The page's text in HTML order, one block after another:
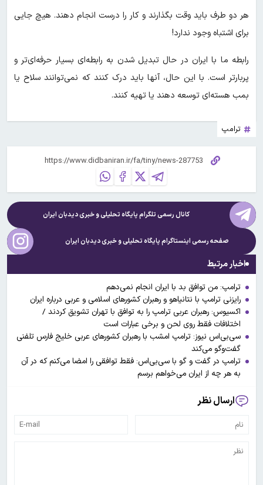
هر دو طرف باید وقت بگذارند و کار را درست انجام دهند. هیچ جایی
برای اشتباه وجود ندارد!
رابطه ما با ایران در حال تبدیل شدن به رابطه‌ای بسیار حرفه‌ای‌تر و
پربارتر است. با این حال، آنها باید درک کنند که نمی‌توانند سلاح یا
بمب هسته‌ای توسعه دهند یا تهیه کنند.
ترامپ
کانال رسمی تلگرام پایگاه تحلیلی و خبریدیدبان ایران
صفحه رسمی اینستاگرام پایگاه تحلیلی و خبریدیدبان ایران
اخبار مرتبط
ترامپ: من توافق بد با ایران انجام نمی‌دهم
رایزنی ترامپ با نتانیاهو و رهبران کشورهای اسلامی و عربی درباره ایران
اکسیوس: رهبران عربی ترامپ را به توافق با تهران تشویق کردند /
اختلافات فقط روی لحن و برخی عبارات است
سی‌بی‌اس نیوز: ترامپ امشب با رهبران کشورهای عربی خلیج فارس تلفنی
گفت‌وگو می‌کند
ترامپ در گفت و گو با سی‌بی‌اس: فقط توافقی را امضا می‌کنم که در آن
به هر چه از ایران می‌خواهم برسم
ارسال نظر